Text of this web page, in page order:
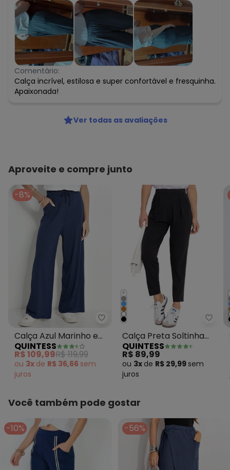
Comentário:
Calça incrível, estilosa e super confortável e fresquinha.
Apaixonada!
Ver todas as avaliações
Aproveite e compre junto
-8%
Quintess - Calça Azul Marinho
Calça Azul Marinho em
Malha de Viscose
QUINTESS
R$ 109,99R$ 119,99
ou 3x de R$ 36,66 sem
juros
+
Calça Preta Soltinha
com Pregas
QUINTESS
R$ 89,99
ou 3x de R$ 29,99 sem
juros
Você também pode gostar
-10% -56%